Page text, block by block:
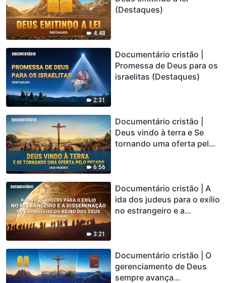
4:48
(Destaques)
2:31
Documentário cristão |
Promessa de Deus para os
israelitas (Destaques)
6:56
Documentário cristão |
Deus vindo à terra e Se
tornando uma oferta pelo
3:21
Documentário cristão | A
ida dos judeus para o exílio
no estrangeiro e a
Documentário cristão | O
gerenciamento de Deus
sempre avança